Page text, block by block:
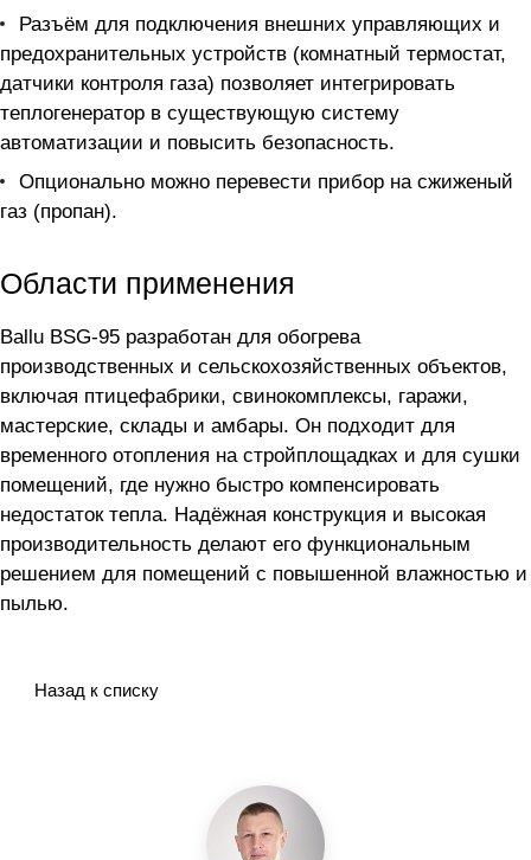
Разъём для подключения внешних управляющих и
предохранительных устройств (комнатный термостат,
датчики контроля газа) позволяет интегрировать
теплогенератор в существующую систему
автоматизации и повысить безопасность.
Опционально можно перевести прибор на сжиженый
газ (пропан).
Области применения
Ballu BSG-95 разработан для обогрева
производственных и сельскохозяйственных объектов,
включая птицефабрики, свинокомплексы, гаражи,
мастерские, склады и амбары. Он подходит для
временного отопления на стройплощадках и для сушки
помещений, где нужно быстро компенсировать
недостаток тепла. Надёжная конструкция и высокая
производительность делают его функциональным
решением для помещений с повышенной влажностью и
пылью.
Назад к списку